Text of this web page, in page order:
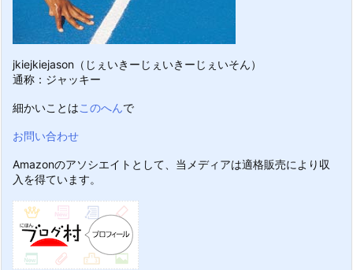
jkiejkiejason（じぇいきーじぇいきーじぇいそん）
通称：ジャッキー
細かいことはこのへんで
お問い合わせ
Amazonのアソシエイトとして、当メディアは適格販売により収
入を得ています。